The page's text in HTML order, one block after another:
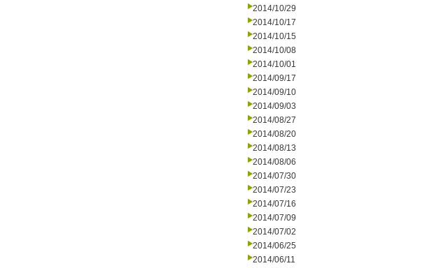
2014/10/29
2014/10/17
2014/10/15
2014/10/08
2014/10/01
2014/09/17
2014/09/10
2014/09/03
2014/08/27
2014/08/20
2014/08/13
2014/08/06
2014/07/30
2014/07/23
2014/07/16
2014/07/09
2014/07/02
2014/06/25
2014/06/11